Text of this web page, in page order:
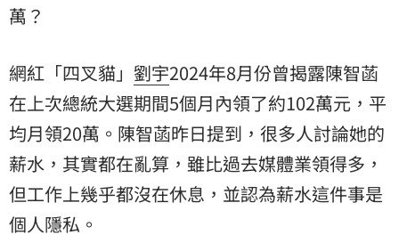
萬？
網紅「四叉貓」 劉宇2024年8月份曾揭露陳智菡
在上次總統大選期間5個月內領了約102萬元，平
均月領20萬。陳智菡昨日提到，很多人討論她的
薪水，其實都在亂算，雖比過去媒體業領得多，
但工作上幾乎都沒在休息，並認為薪水這件事是
個人隱私。